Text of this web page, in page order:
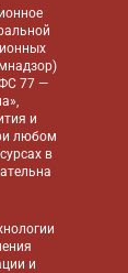
77 —
и
любом
в
и